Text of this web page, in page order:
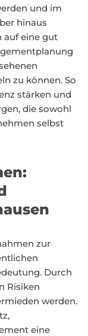
und im
hinaus
auf eine gut
zu können. So
stärken und
die sowohl
selbst
zur
Durch
Risiken
werden.
eine